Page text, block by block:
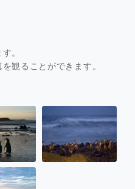
。
観ることができます。